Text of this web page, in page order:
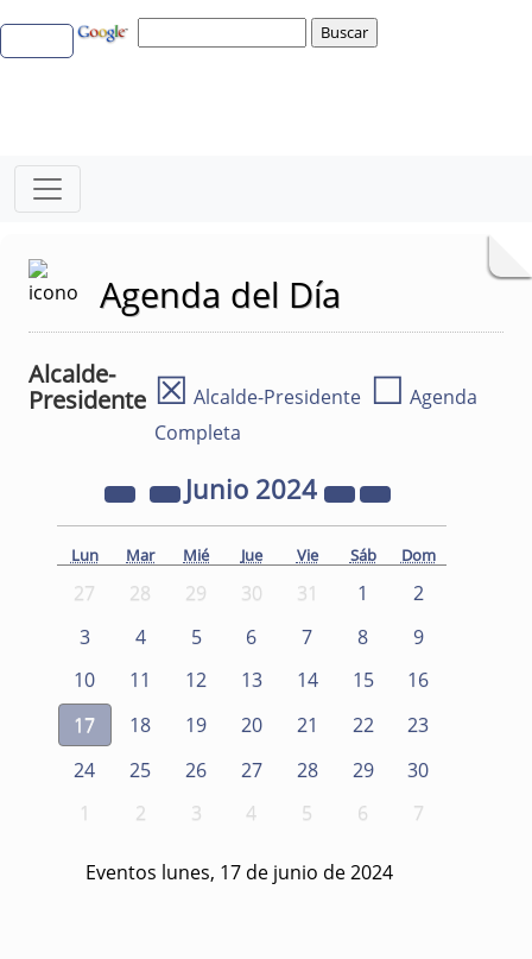
Agenda del Día
Alcalde-
Presidente ☒ Alcalde-Presidente ☐ Agenda
Completa
Junio 2024
Lun Mar Mié Jue Vie Sáb Dom
27 28 29 30 31 1
2
3
4 5 6 7 8
9
10
11 12 13 14 15
16
17
18 19 20 21 22
23
24
25 26 27 28 29
30
1
2 3 4 5 6 7
Eventos lunes, 17 de junio de 2024